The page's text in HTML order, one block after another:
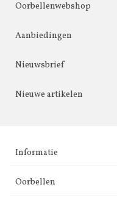
Oorbellenwebshop
Aanbiedingen
Nieuwsbrief
Nieuwe artikelen
Informatie
Oorbellen